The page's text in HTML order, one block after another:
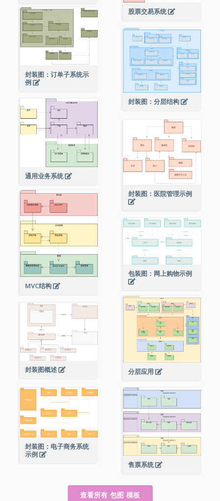
股票交易系统
封装图：订单子系统示
例
封装图：分层结构
通用业务系统
封装图：医院管理示例
MVC结构
包装图：网上购物示例
分层应用
封装图概述
封装图：电子商务系统
示例
售票系统
查看所有 包图 模板